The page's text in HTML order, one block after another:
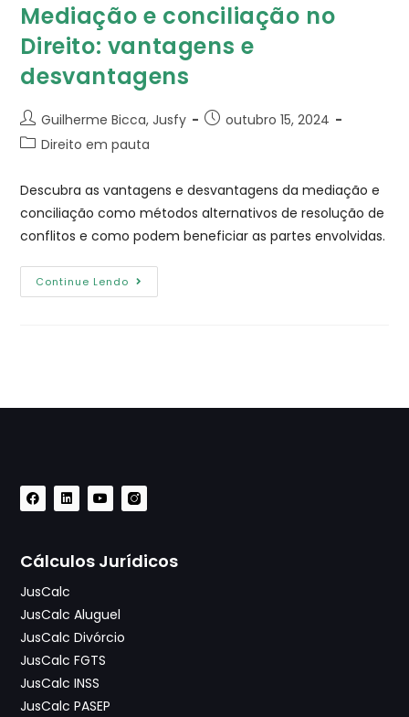
Mediação e conciliação no
Direito: vantagens e
desvantagens
Guilherme Bicca, Jusfy
outubro 15, 2024
Direito em pauta
Descubra as vantagens e desvantagens da mediação e
conciliação como métodos alternativos de resolução de
conflitos e como podem beneficiar as partes envolvidas.
Continue Lendo
Cálculos Jurídicos
JusCalc
JusCalc Aluguel
JusCalc Divórcio
JusCalc FGTS
JusCalc INSS
JusCalc PASEP